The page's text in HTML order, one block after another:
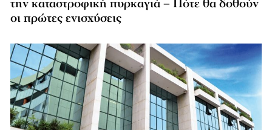
την καταστροφική πυρκαγιά – Πότε θα δοθούν
οι πρώτες ενισχύσεις